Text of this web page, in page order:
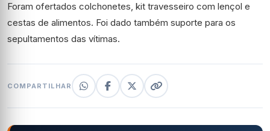
Foram ofertados colchonetes, kit travesseiro com lençol e
cestas de alimentos. Foi dado também suporte para os
sepultamentos das vítimas.
COMPARTILHAR